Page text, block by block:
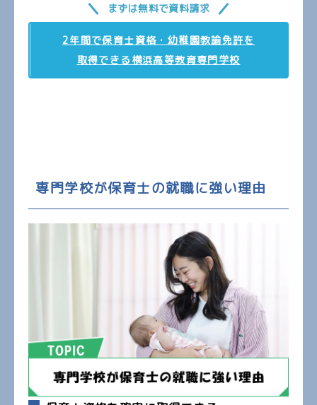
まずは無料で資料請求
2年間で保育士資格・幼稚園教諭免許を
取得できる横浜高等教育専門学校
専門学校が保育士の就職に強い理由